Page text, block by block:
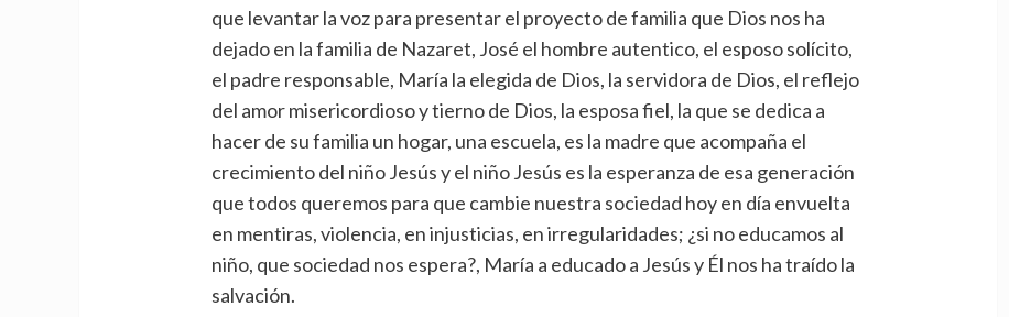
que levantar la voz para presentar el proyecto de familia que Dios nos ha
dejado en la familia de Nazaret, José el hombre autentico, el esposo solícito,
el padre responsable, María la elegida de Dios, la servidora de Dios, el reflejo
del amor misericordioso y tierno de Dios, la esposa fiel, la que se dedica a
hacer de su familia un hogar, una escuela, es la madre que acompaña el
crecimiento del niño Jesús y el niño Jesús es la esperanza de esa generación
que todos queremos para que cambie nuestra sociedad hoy en día envuelta
en mentiras, violencia, en injusticias, en irregularidades; ¿si no educamos al
niño, que sociedad nos espera?, María a educado a Jesús y Él nos ha traído la
salvación.